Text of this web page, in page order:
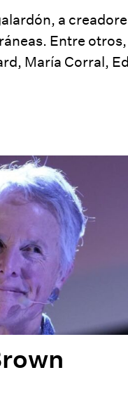
a
Entre
, María Corral,